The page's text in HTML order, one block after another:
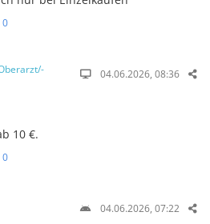
0
04.06.2026, 08:36
10 €.
0
04.06.2026, 07:22